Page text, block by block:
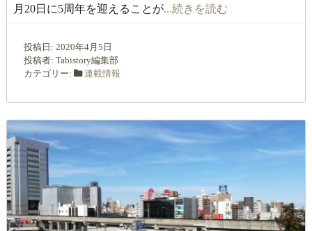
月20日に5周年を迎えることが...続きを読む
投稿日: 2020年4月5日
投稿者: Tabistory編集部
カテゴリー:
連載情報